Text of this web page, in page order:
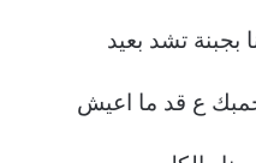
بجبنة تشد بعيد
ع قد ما اعيش